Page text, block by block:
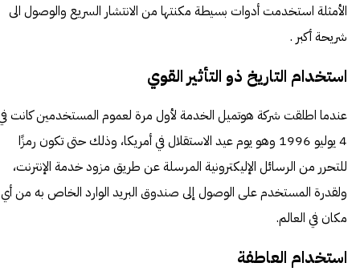
الأمثلة استخدمت أدوات بسيطة مكنتها من الانتشار السريع والوصول الى
شريحة أكبر .
استخدام التاريخ ذو التأثير القوي
عندما اطلقت شركة هوتميل الخدمة لأول مرة لعموم المستخدمين كانت
4 يوليو 1996 وهو يوم
عيد الاستقلالفي أمريكا، وذلك حتى تكون رمزًا
للتحرر من الرسائل الإليكترونية المرسلة عن طريق مزود خدمة الإنترنت،
ولقدرة المستخدم على الوصول إلى صندوق البريد الوارد الخاص به من أي
مكان في العالم.
استخدام العاطفة